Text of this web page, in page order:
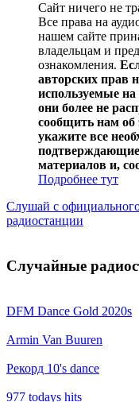
Сайт ничего не
Все права на
нашем сайте
владельцам и
ознакомления.
авторских прав
используемые
они более не
сообщить нам
укажите все
материалов и,
Подробнее тут
Слушай с
радиостанции
Случайные
DFM Dance Gold 2020s
Armin Van Buuren
Рекорд 10's dance
977 todays hits